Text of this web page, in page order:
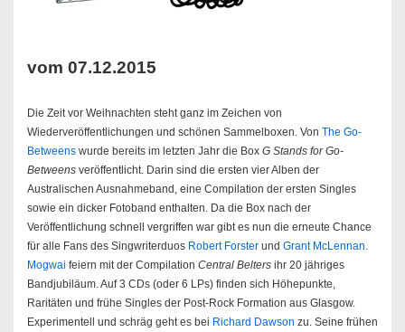
vom 07.12.2015
Die Zeit vor Weihnachten steht ganz im Zeichen von
Wiederveröffentlichungen und schönen Sammelboxen. Von The Go-
Betweens wurde bereits im letzten Jahr die Box G Stands for Go-
Betweens veröffentlicht. Darin sind die ersten vier Alben der
Australischen Ausnahmeband, eine Compilation der ersten Singles
sowie ein dicker Fotoband enthalten. Da die Box nach der
Veröffentlichung schnell vergriffen war gibt es nun die erneute Chance
für alle Fans des Singwriterduos Robert Forster und Grant McLennan
Mogwai feiern mit der Compilation Central Belters ihr 20 jähriges
Bandjubiläum. Auf 3 CDs (oder 6 LPs) finden sich Höhepunkte,
Raritäten und frühe Singles der Post-Rock Formation aus Glasgow.
Experimentell und schräg geht es bei Richard Dawson zu. Seine frühen